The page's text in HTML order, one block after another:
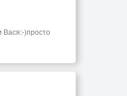
Вася:-)просто